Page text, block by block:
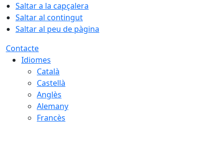
Saltar a la capçalera
Saltar al contingut
Saltar al peu de pàgina
Contacte
Idiomes
Català
Castellà
Anglès
Alemany
Francès